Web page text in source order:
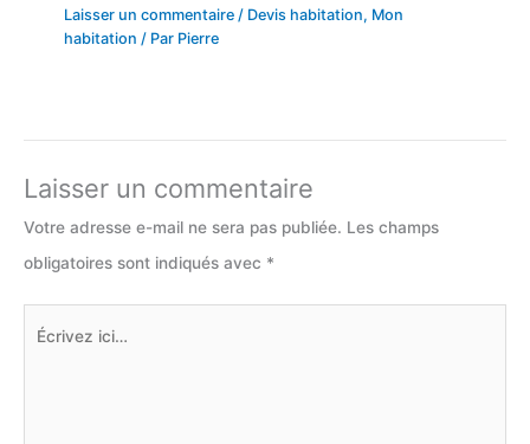
Laisser un commentaire / Devis habitation, Mon
habitation / Par Pierre
Laisser un commentaire
Votre adresse e-mail ne sera pas publiée. Les champs
obligatoires sont indiqués avec *